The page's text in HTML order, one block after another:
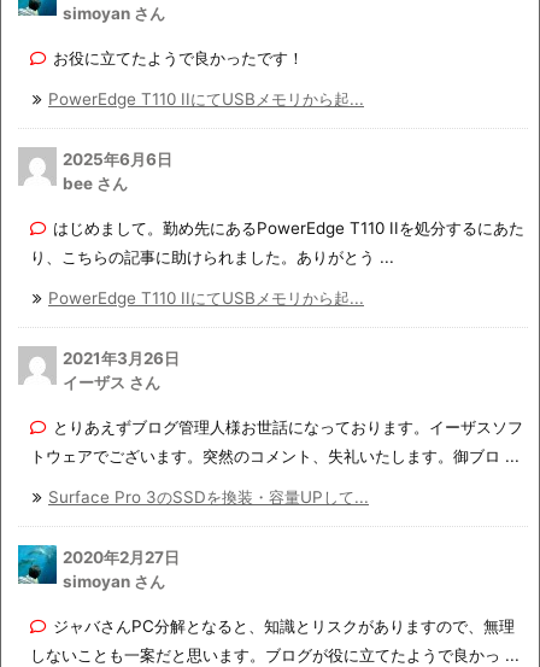
simoyan さん
お役に立てたようで良かったです！
PowerEdge T110 IIにてUSBメモリから起...
2025年6月6日
bee さん
はじめまして。勤め先にあるPowerEdge T110 IIを処分するにあた
り、こちらの記事に助けられました。ありがとう ...
PowerEdge T110 IIにてUSBメモリから起...
2021年3月26日
イーザス さん
とりあえずブログ管理人様お世話になっております。イーザスソフ
トウェアでございます。突然のコメント、失礼いたします。御ブロ ...
Surface Pro 3のSSDを換装・容量UPして...
2020年2月27日
simoyan さん
ジャバさんPC分解となると、知識とリスクがありますので、無理
しないことも一案だと思います。ブログが役に立てたようで良かっ ...